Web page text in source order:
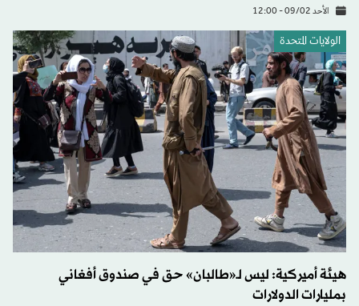
الأحد 09/02 - 12:00
الولايات المتحدة​
هيئة أميركية: ليس لـ«طالبان» حق في صندوق أفغاني
بمليارات الدولارات